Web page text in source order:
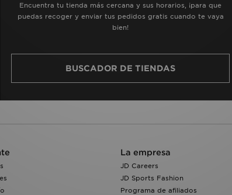
Encuentra tu tienda más cercana y sus horarios, ¡para que
puedas recoger y enviar tus pedidos gratis cuando te vaya
bien!
BUSCADOR DE TIENDAS
La empresa
JD Careers
JD Sports Fashion
Programa de afiliados